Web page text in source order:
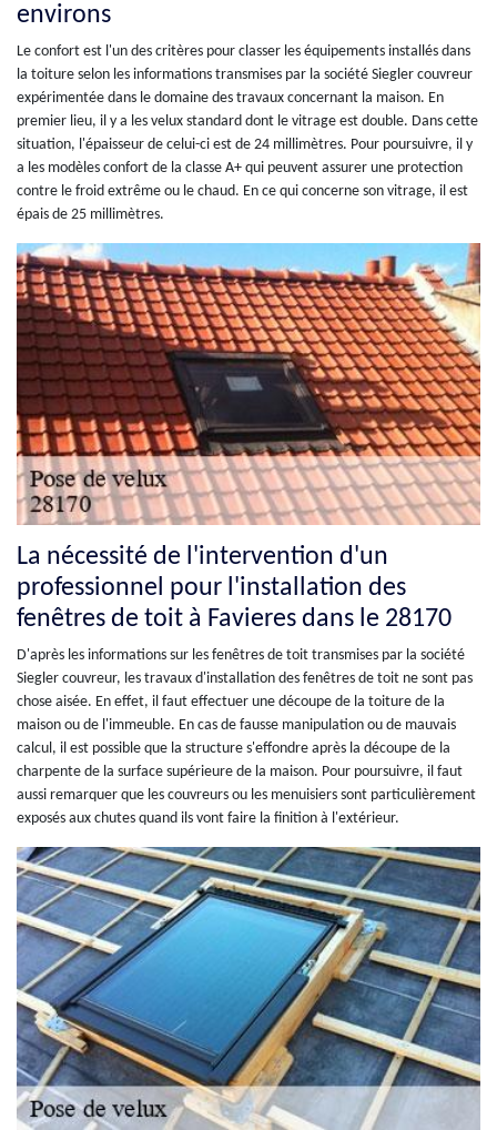
environs
Le confort est l'un des critères pour classer les équipements installés dans
la toiture selon les informations transmises par la société Siegler couvreur
expérimentée dans le domaine des travaux concernant la maison. En
premier lieu, il y a les velux standard dont le vitrage est double. Dans cette
situation, l'épaisseur de celui-ci est de 24 millimètres. Pour poursuivre, il y
a les modèles confort de la classe A+ qui peuvent assurer une protection
contre le froid extrême ou le chaud. En ce qui concerne son vitrage, il est
épais de 25 millimètres.
La nécessité de l'intervention d'un
professionnel pour l'installation des
fenêtres de toit à Favieres dans le 28170
D'après les informations sur les fenêtres de toit transmises par la société
Siegler couvreur, les travaux d'installation des fenêtres de toit ne sont pas
chose aisée. En effet, il faut effectuer une découpe de la toiture de la
maison ou de l'immeuble. En cas de fausse manipulation ou de mauvais
calcul, il est possible que la structure s'effondre après la découpe de la
charpente de la surface supérieure de la maison. Pour poursuivre, il faut
aussi remarquer que les couvreurs ou les menuisiers sont particulièrement
exposés aux chutes quand ils vont faire la finition à l'extérieur.